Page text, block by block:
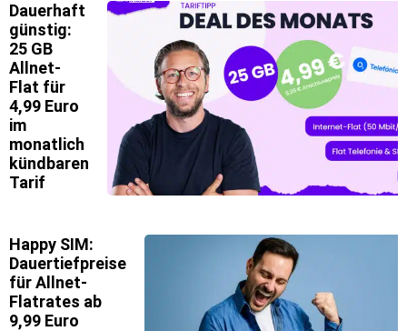
Dauerhaft
günstig:
25 GB
Allnet-
Flat für
4,99 Euro
im
monatlich
kündbaren
Tarif
Happy SIM:
Dauertiefpreise
für Allnet-
Flatrates ab
9,99 Euro